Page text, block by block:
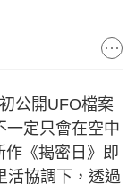
公開UFO檔案
一定只會在空中
作《揭密日》即
活協調下，透過